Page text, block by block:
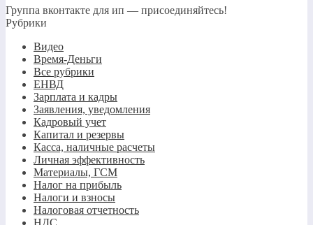
Группа вконтакте для ип — присоединяйтесь!
Рубрики
Видео
Время-Деньги
Все рубрики
ЕНВД
Зарплата и кадры
Заявления, уведомления
Кадровый учет
Капитал и резервы
Касса, наличные расчеты
Личная эффективность
Материалы, ГСМ
Налог на прибыль
Налоги и взносы
Налоговая отчетность
НДС